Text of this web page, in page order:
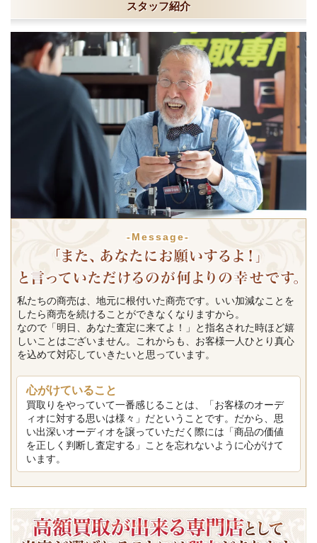
スタッフ紹介
-Message-
私たちの商売は、地元に根付いた商売です。いい加減なことを
したら商売を続けることができなくなりますから。
なので「明日、あなた査定に来てよ！」と指名された時ほど嬉
しいことはございません。これからも、お客様一人ひとり真心
を込めて対応していきたいと思っています。
心がけていること
買取りをやっていて一番感じることは、「お客様のオーデ
ィオに対する思いは様々」だということです。だから、思
い出深いオーディオを譲っていただく際には「商品の価値
を正しく判断し査定する」ことを忘れないように心がけて
います。